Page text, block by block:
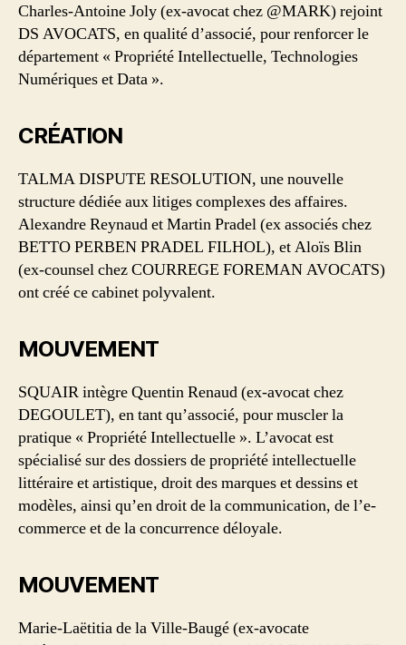
Charles-Antoine Joly (ex-avocat chez @MARK) rejoint
DS AVOCATS, en qualité d’associé, pour renforcer le
département « Propriété Intellectuelle, Technologies
Numériques et Data ».
CRÉATION
TALMA DISPUTE RESOLUTION, une nouvelle
structure dédiée aux litiges complexes des affaires.
Alexandre Reynaud et Martin Pradel (ex associés chez
BETTO PERBEN PRADEL FILHOL), et Aloïs Blin
(ex-counsel chez COURREGE FOREMAN AVOCATS)
ont créé ce cabinet polyvalent.
MOUVEMENT
SQUAIR intègre Quentin Renaud (ex-avocat chez
DEGOULET), en tant qu’associé, pour muscler la
pratique « Propriété Intellectuelle ». L’avocat est
spécialisé sur des dossiers de propriété intellectuelle
littéraire et artistique, droit des marques et dessins et
modèles, ainsi qu’en droit de la communication, de l’e-
commerce et de la concurrence déloyale.
MOUVEMENT
Marie-Laëtitia de la Ville-Baugé (ex-avocate